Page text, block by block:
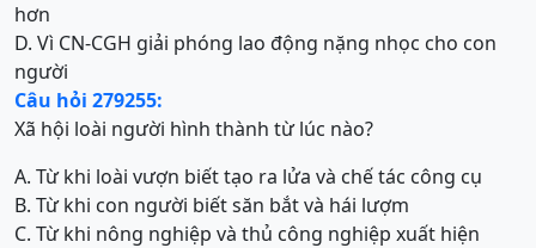
hơn
D. Vì CN-CGH giải phóng lao động nặng nhọc cho con
người
Câu hỏi 279255:
Xã hội loài người hình thành từ lúc nào?
A. Từ khi loài vượn biết tạo ra lửa và chế tác công cụ
B. Từ khi con người biết săn bắt và hái lượm
C. Từ khi nông nghiệp và thủ công nghiệp xuất hiện